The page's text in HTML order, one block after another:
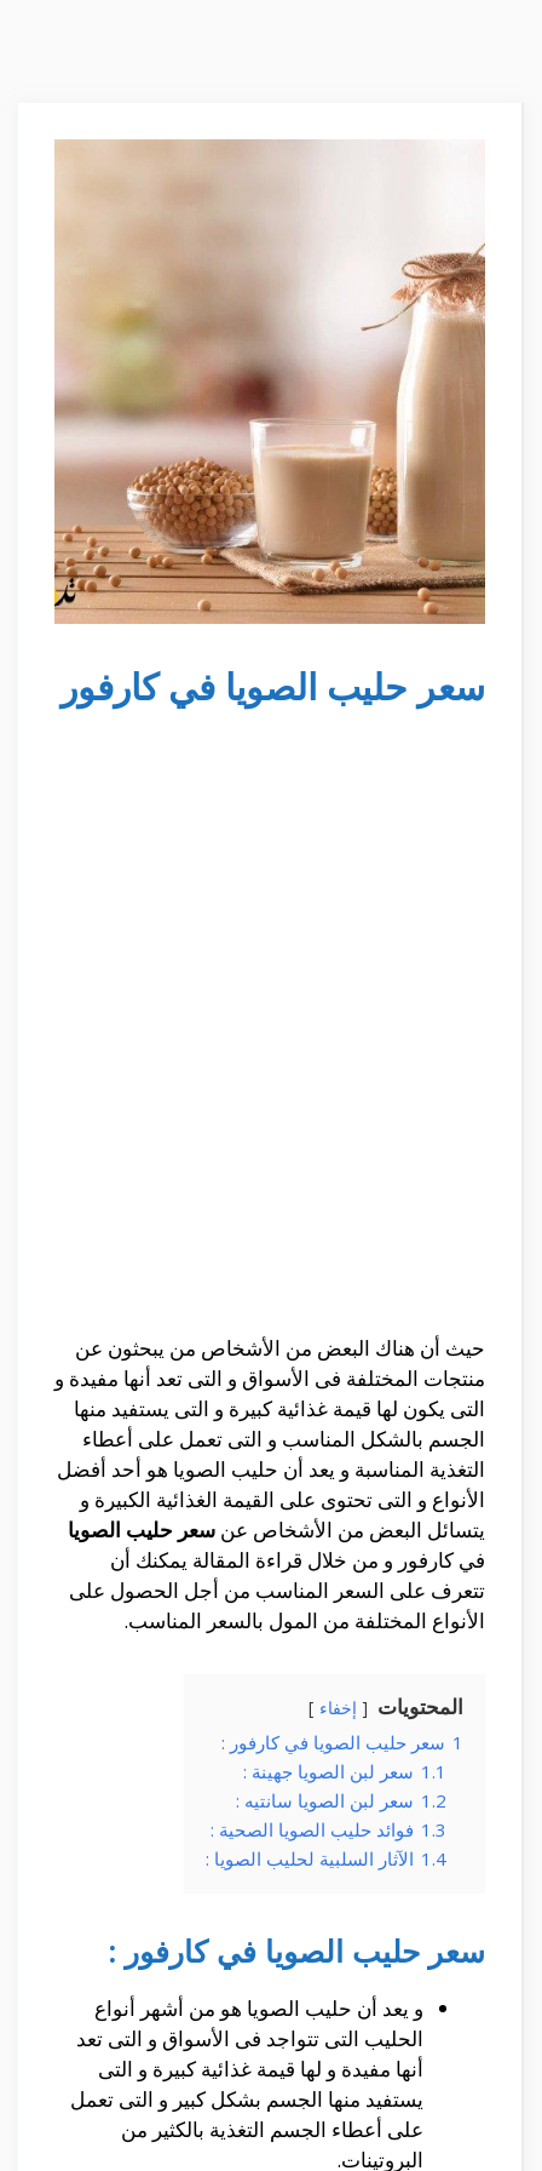
سعر حليب الصويا في كارفور
حيث أن هناك البعض من الأشخاص من يبحثون عن
منتجات المختلفة فى الأسواق و التى تعد أنها مفيدة و
التى يكون لها قيمة غذائية كبيرة و التى يستفيد منها
الجسم بالشكل المناسب و التى تعمل على أعطاء
التغذية المناسبة و يعد أن حليب الصويا هو أحد أفضل
الأنواع و التى تحتوى على القيمة الغذائية الكبيرة و
يتسائل البعض من الأشخاص عن سعر حليب الصويا
في كارفور و من خلال قراءة المقالة يمكنك أن
تتعرف على السعر المناسب من أجل الحصول على
الأنواع المختلفة من المول بالسعر المناسب.
المحتويات إخفاء
1 سعر حليب الصويا في كارفور :
1.1 سعر لبن الصويا جهينة :
1.2 سعر لبن الصويا سانتيه :
1.3 فوائد حليب الصويا الصحية :
1.4 الآثار السلبية لحليب الصويا :
سعر حليب الصويا في كارفور :
و يعد أن حليب الصويا هو من أشهر أنواع
الحليب التى تتواجد فى الأسواق و التى تعد
أنها مفيدة و لها قيمة غذائية كبيرة و التى
يستفيد منها الجسم بشكل كبير و التى تعمل
على أعطاء الجسم التغذية بالكثير من
البروتينات.